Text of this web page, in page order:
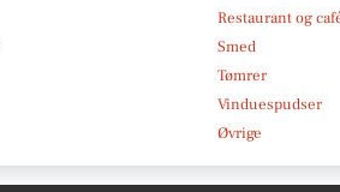
Restaurant og
Smed
Tømrer
Vinduespudser
Øvrige